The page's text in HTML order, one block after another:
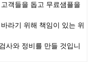
객들을 돕고 무료샘플을
라기 위해 책임이 있는 위
사와 정비를 만들 것입니